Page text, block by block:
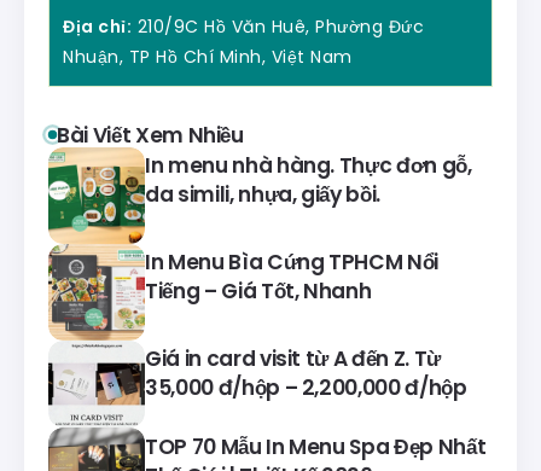
Địa chỉ: 210/9C Hồ Văn Huê, Phường Đức
Nhuận, TP Hồ Chí Minh, Việt Nam
Bài Viết Xem Nhiều
In menu nhà hàng. Thực đơn gỗ,
da simili, nhựa, giấy bồi.
In Menu Bìa Cứng TPHCM Nổi
Tiếng – Giá Tốt, Nhanh
Giá in card visit từ A đến Z. Từ
35,000 đ/hộp – 2,200,000 đ/hộp
TOP 70 Mẫu In Menu Spa Đẹp Nhất